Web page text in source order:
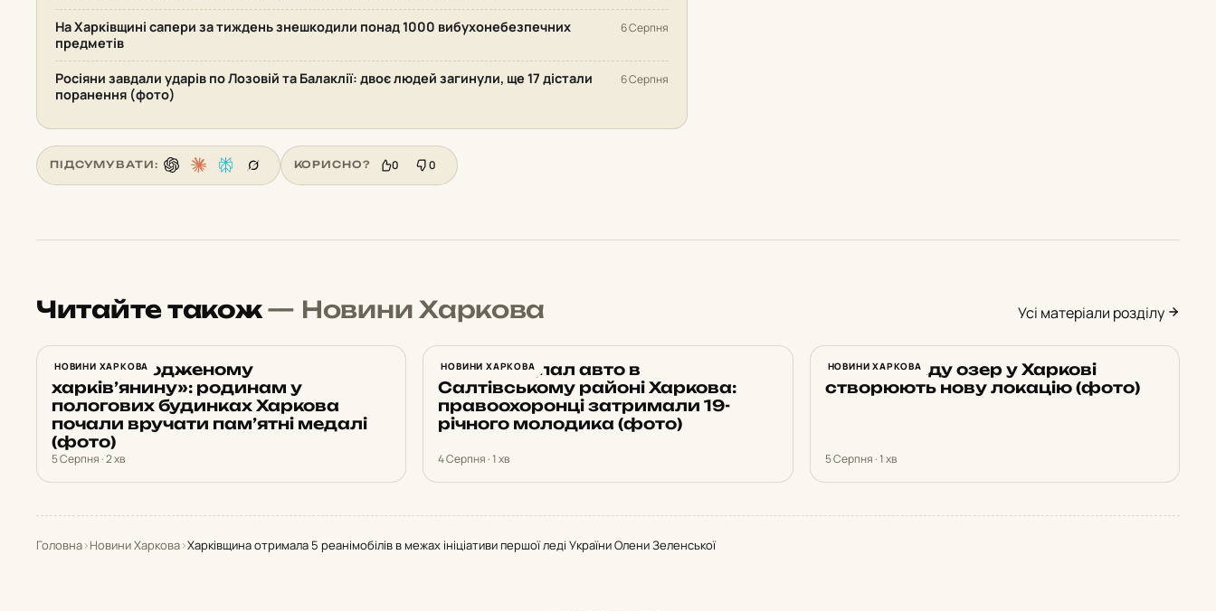
На Харківщині сапери за тиждень знешкодили понад 1000 вибухонебезпечних
предметів
6 Серпня
Росіяни завдали ударів по Лозовій та Балаклії: двоє людей загинули, ще 17 дістали
поранення (фото)
6 Серпня
ПІДСУМУВАТИ: КОРИСНО? 0 0
Читайте також— Новини Харкова Усі матеріали розділу
НОВИНИ ХАРКОВА
«Новонародженому
харків’янину»: родинам у
пологових будинках Харкова
почали вручати пам’ятні медалі
(фото)
5 Серпня · 2 хв
НОВИНИ ХАРКОВА
Нічний підпал авто в
Салтівському районі Харкова:
правоохоронці затримали 19-
річного молодика (фото)
4 Серпня · 1 хв
НОВИНИ ХАРКОВА
Біля каскаду озер у Харкові
створюють нову локацію (фото)
5 Серпня · 1 хв
Головна›Новини Харкова›Харківщина отримала 5 реанімобілів в межах ініціативи першої леді України Олени Зеленської